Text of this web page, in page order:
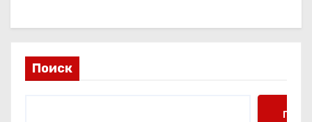
Поиск
Поиск